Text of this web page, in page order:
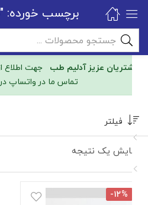
مشتریان عزیز آدلیم طبجهت اطلاع از
تماس ما در واتساپ در
برچسب خورده:
نمایش یک نتیجه
فیلتر
-۱۲%